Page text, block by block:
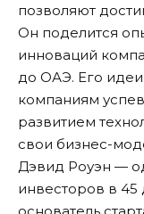
позволяют
Он поделится
инноваций
до ОАЭ. Его
компаниям
развитием
свои бизнес-
Дэвид Роуэн —
инвесторов в
основатель